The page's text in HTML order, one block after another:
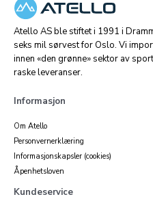
Atello AS ble stiftet i 1991 i
seks mil sørvest for Oslo. Vi
innen «den grønne» sektor av
raske leveranser.
Informasjon
Om Atello
Personvernerklæring
Informasjonskapsler (cookies)
Åpenhetsloven
Kundeservice